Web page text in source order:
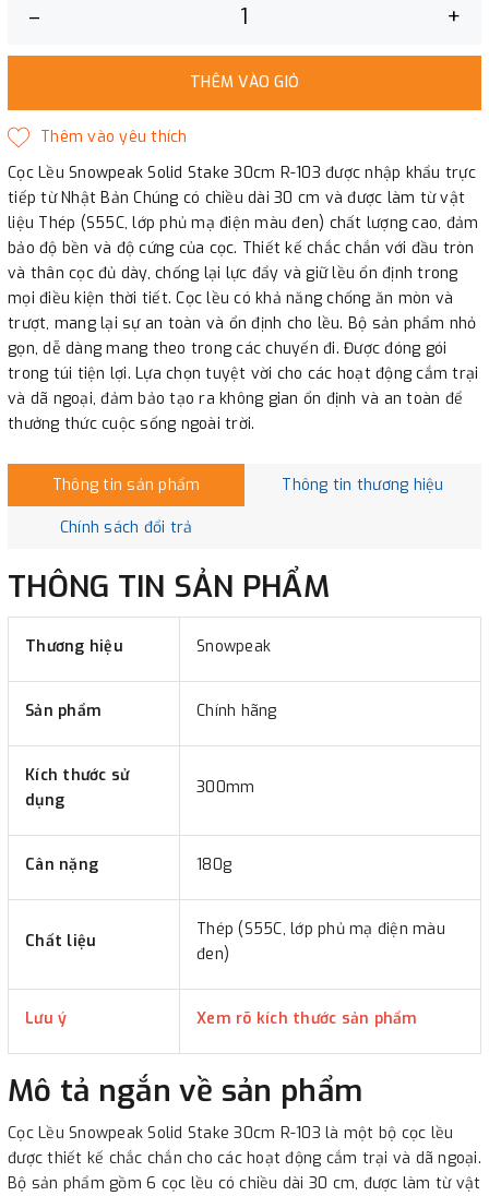
– +
THÊM VÀO GIỎ
Cọc Lều Snowpeak Solid Stake 30cm R-103 được nhập khẩu trực
tiếp từ Nhật Bản Chúng có chiều dài 30 cm và được làm từ vật
liệu Thép (S55C, lớp phủ mạ điện màu đen) chất lượng cao, đảm
bảo độ bền và độ cứng của cọc. Thiết kế chắc chắn với đầu tròn
và thân cọc đủ dày, chống lại lực đẩy và giữ lều ổn định trong
mọi điều kiện thời tiết. Cọc lều có khả năng chống ăn mòn và
trượt, mang lại sự an toàn và ổn định cho lều. Bộ sản phẩm nhỏ
gọn, dễ dàng mang theo trong các chuyến đi. Được đóng gói
trong túi tiện lợi. Lựa chọn tuyệt vời cho các hoạt động cắm trại
và dã ngoại, đảm bảo tạo ra không gian ổn định và an toàn để
thưởng thức cuộc sống ngoài trời.
Thông tin sản phẩm Thông tin thương hiệu
Chính sách đổi trả
THÔNG TIN SẢN PHẨM
Thương hiệu Snowpeak
Sản phẩm Chính hãng
Kích thước sử
dụng
300mm
Cân nặng 180g
Chất liệu
Thép (S55C, lớp phủ mạ điện màu
đen)
Lưu ý Xem rõ kích thước sản phẩm
Mô tả ngắn về sản phẩm
Cọc Lều Snowpeak Solid Stake 30cm R-103 là một bộ cọc lều
được thiết kế chắc chắn cho các hoạt động cắm trại và dã ngoại.
Bộ sản phẩm gồm 6 cọc lều có chiều dài 30 cm, được làm từ vật